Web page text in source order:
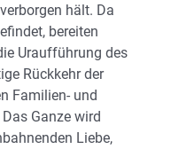
hält. Da
bereiten
Uraufführung des
Rückkehr der
Familien- und
Ganze wird
Liebe,